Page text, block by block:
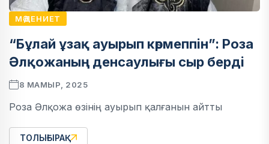
МӘДЕНИЕТ
“Бұлай ұзақ ауырып көрмеппін”: Роза
Әлқожаның денсаулығы сыр берді
8 МАМЫР, 2025
Роза Әлқожа өзінің ауырып қалғанын айтты
ТОЛЫҒЫРАҚ